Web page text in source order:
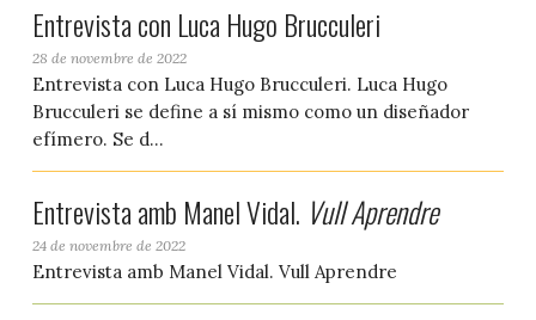
Entrevista con Luca Hugo Brucculeri
28 de novembre de 2022
Entrevista con Luca Hugo Brucculeri. Luca Hugo
Brucculeri se define a sí mismo como un diseñador
efímero. Se d...
Entrevista amb Manel Vidal. Vull Aprendre
24 de novembre de 2022
Entrevista amb Manel Vidal. Vull Aprendre